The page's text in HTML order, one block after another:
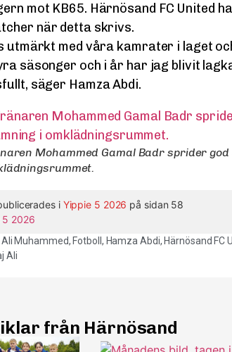
mot KB65. Härnösand FC United
när detta skrivs.
utmärkt med våra kamrater i laget
säsonger och i år har jag blivit
säger Hamza Abdi.
Mohammed Gamal Badr sprider
i Yippie 5 2026 på sidan 58
Muhammed, Fotboll , Hamza Abdi, Härnösand FC
Ali
från Härnösand